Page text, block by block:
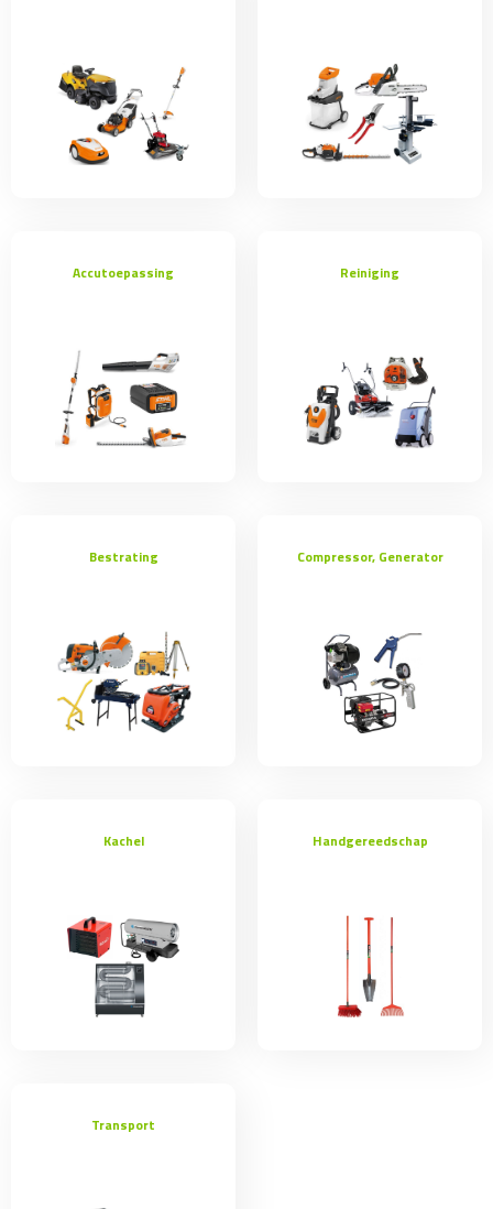
Accutoepassing Reiniging
Bestrating Compressor, Generator
Kachel Handgereedschap
Transport